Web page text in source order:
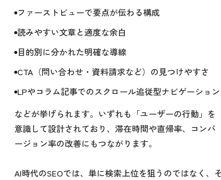
ファーストビューで要点が伝わる構成
読みやすい文章と適度な余白
目的別に分かれた明確な導線
CTA（問い合わせ・資料請求など）の見つけやすさ
LPやコラム記事でのスクロール追従型ナビゲーション
などが挙げられます。いずれも「ユーザーの行動」を
意識して設計されており、滞在時間や直帰率、コンバ
ージョン率の改善にもつながります。
AI時代のSEOでは、単に検索上位を狙うのではなく、